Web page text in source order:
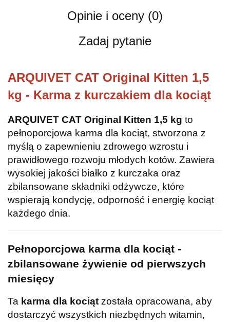
Opinie i oceny (0)
Zadaj pytanie
ARQUIVET CAT Original Kitten 1,5
kg - Karma z kurczakiem dla kociąt
ARQUIVET CAT Original Kitten 1,5 kg to
pełnoporcjowa karma dla kociąt, stworzona z
myślą o zapewnieniu zdrowego wzrostu i
prawidłowego rozwoju młodych kotów. Zawiera
wysokiej jakości białko z kurczaka oraz
zbilansowane składniki odżywcze, które
wspierają kondycję, odporność i energię kociąt
każdego dnia.
Pełnoporcjowa karma dla kociąt -
zbilansowane żywienie od pierwszych
miesięcy
Ta karma dla kociąt została opracowana, aby
dostarczyć wszystkich niezbędnych witamin,